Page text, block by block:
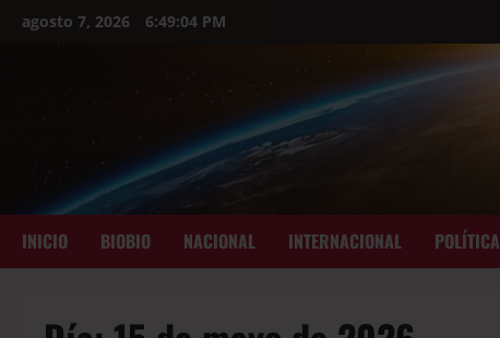
agosto 7, 2026 6:49:05 PM
INICIO BIOBIO NACIONAL INTERNACIONAL POLÍTICA